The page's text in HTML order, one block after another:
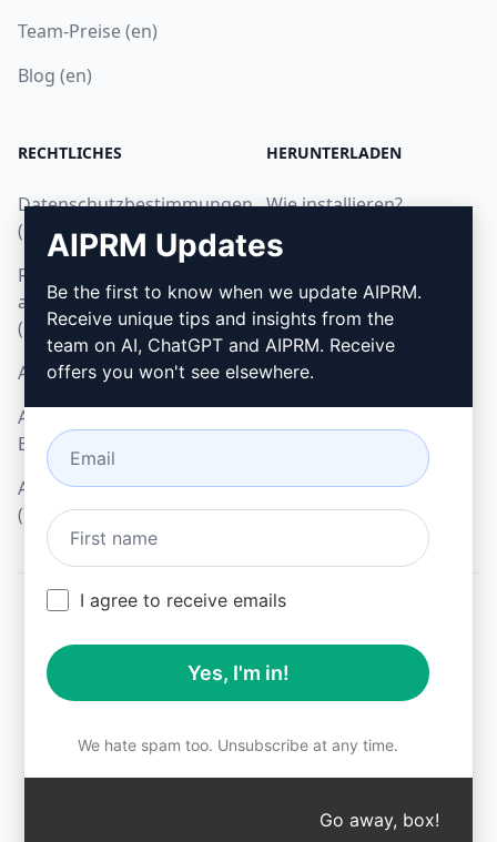
Team-Preise (en)
Blog (en)
RECHTLICHES
Datenschutzbestimmungen
(en)
Richtlinien zur
akzeptablen Nutzung
(en)
AGB (en)
AGB für Browser-
Erweiterungen (en)
AGB für Verrechnung
(en)
HERUNTERLADEN
Wie installieren?
Google Chrome
Microsoft Edge
All logos, trademarks, and registered trademarks are the
property of their respective owners.
AIPRM and other related brand names are registered
laws.
Unauthorized trademark use is prohibited, and may be a
violation of federal and state trademark laws. ↑
AIPRM Updates
Be the first to know when we update AIPRM.
Receive unique tips and insights from the
team on AI, ChatGPT and AIPRM. Receive
offers you won't see elsewhere.
I agree to receive emails
Yes, I'm in!
We hate spam too. Unsubscribe at any time.
Go away, box!